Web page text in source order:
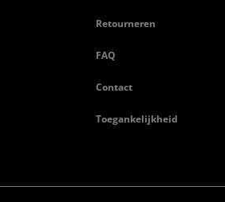
Retourneren
FAQ
Contact
Toegankelijkheid